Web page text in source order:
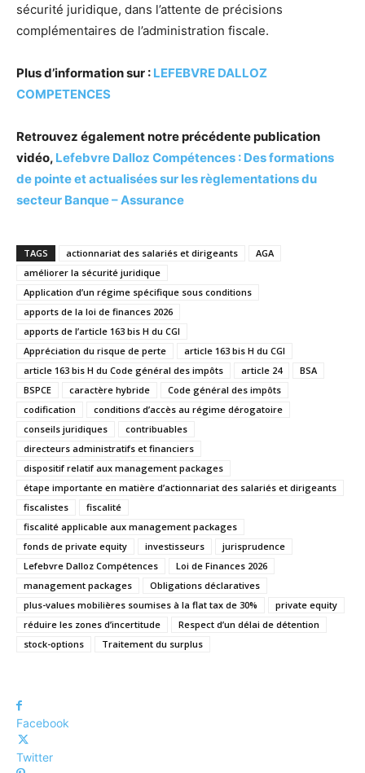
sécurité juridique, dans l’attente de précisions
complémentaires de l’administration fiscale.
Plus d’information sur : LEFEBVRE DALLOZ
COMPETENCES
Retrouvez également notre précédente publication
vidéo, Lefebvre Dalloz Compétences : Des formations
de pointe et actualisées sur les règlementations du
secteur Banque – Assurance
TAGS actionnariat des salariés et dirigeants
AGA
améliorer la sécurité juridique
Application d’un régime spécifique sous conditions
apports de la loi de finances 2026
apports de l’article 163 bis H du CGI
Appréciation du risque de perte
article 163 bis H du CGI
article 163 bis H du Code général des impôts
article 24
BSA
BSPCE
caractère hybride
Code général des impôts
codification
conditions d’accès au régime dérogatoire
conseils juridiques
contribuables
directeurs administratifs et financiers
dispositif relatif aux management packages
étape importante en matière d’actionnariat des salariés et dirigeants
fiscalistes
fiscalité
fiscalité applicable aux management packages
fonds de private equity
investisseurs
jurisprudence
Lefebvre Dalloz Compétences
Loi de Finances 2026
management packages
Obligations déclaratives
plus-values mobilières soumises à la flat tax de 30%
private equity
réduire les zones d’incertitude
Respect d’un délai de détention
stock-options
Traitement du surplus
Facebook
Twitter